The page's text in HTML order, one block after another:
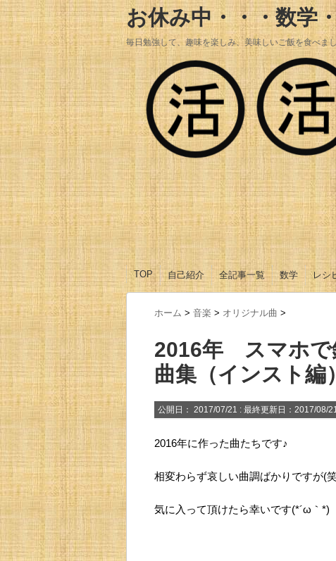
お休み中・・・数
毎日勉強して、趣味を楽しみ、美味しいご飯を食べま
TOP 自己紹介 全記事一覧
数学
数学Ⅰ
数学A
数学Ⅱ
数学B
数学Ⅲ
レシ
おか
ご飯
ソー
サラ
お菓
ホーム > 音楽 > オリジナル曲 >
2016年 スマホで
曲集（インスト編）
公開日： 2017/07/21 : 最終更新日：2017/08/
2016年に作った曲たちです♪
相変わらず哀しい曲調ばかりですが(
気に入って頂けたら幸いです(*´ω｀*)